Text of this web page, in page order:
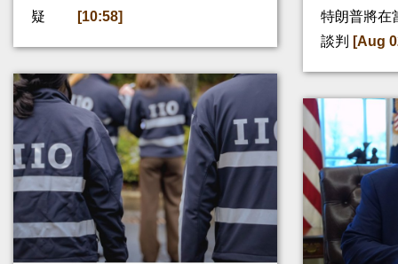
疑
[10:58]
特朗普將在
談判
[Aug